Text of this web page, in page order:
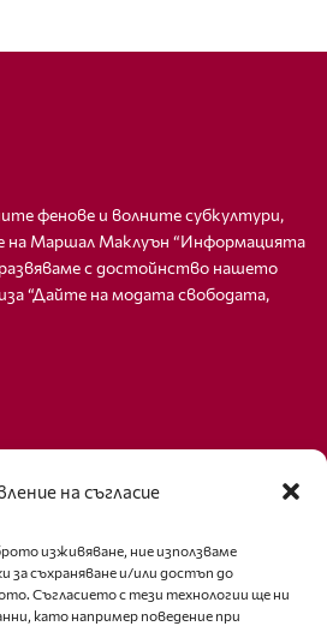
на съгласие
изживяване, ние използваме
за съхраняване и/или достъп до
Съгласието с тези технологии ще ни
като например поведение при
фенове и волните субкултури,
Маршал Маклуън “Информацията
развяваме с достойнство нашето
“Дайте на модата свободата,